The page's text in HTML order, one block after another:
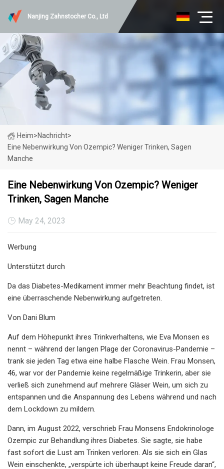
Nanjing Zahnstocher Co., Ltd
Heim>Nachricht>
Eine Nebenwirkung Von Ozempic? Weniger Trinken, Sagen
Manche
Eine Nebenwirkung Von Ozempic? Weniger
Trinken, Sagen Manche
May 24, 2023
Werbung
Unterstützt durch
Da das Diabetes-Medikament immer mehr Beachtung findet, ist
eine überraschende Nebenwirkung aufgetreten.
Von Dani Blum
Auf dem Höhepunkt ihres Trinkverhaltens, wie Eva Monsen es
nennt – während der langen Plage der Coronavirus-Pandemie –
trank sie jeden Tag etwa eine halbe Flasche Wein. Frau Monsen,
46, war vor der Pandemie keine regelmäßige Trinkerin, aber sie
verließ sich zunehmend auf mehrere Gläser Wein, um sich zu
entspannen und die Anspannung des Lebens während und nach
dem Lockdown zu mildern.
Dann, im August 2022, verschrieb Frau Monsens Endokrinologe
Ozempic zur Behandlung ihres Diabetes. Sie sagte, sie habe
fast sofort die Lust am Trinken verloren. Als sie sich ein Glas
Wein einschenkte, „verspürte ich überhaupt keine Freude daran“,